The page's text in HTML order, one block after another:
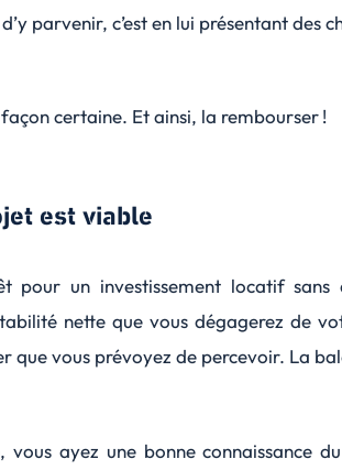
parvenir, c’est en lui présentant des
certaine. Et ainsi, la rembourser !
est viable
pour un investissement locatif
nette que vous dégagerez de
que vous prévoyez de percevoir. La
ayez une bonne connaissance